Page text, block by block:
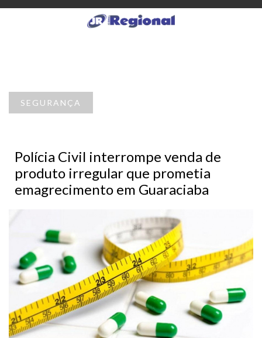
SEGURANÇA
Polícia Civil interrompe venda de
produto irregular que prometia
emagrecimento em Guaraciaba